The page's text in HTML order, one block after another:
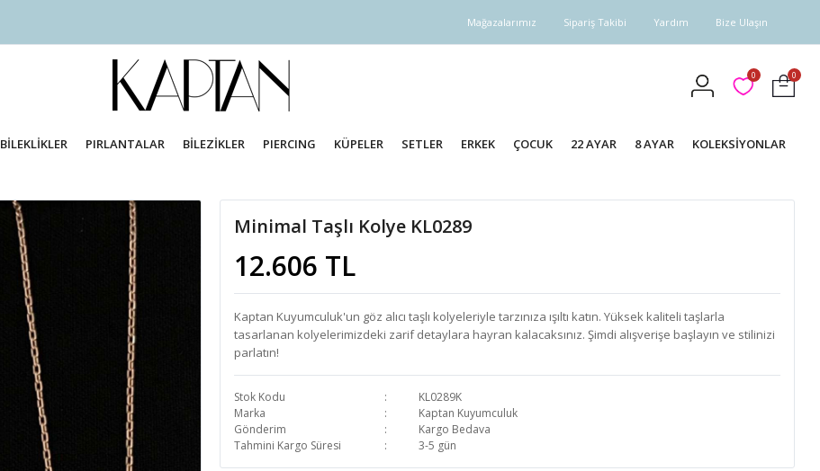
Mağazalarımız Sipariş Takibi Yardım Bize Ulaşın
0 0
BİLEKLİKLER PIRLANTALAR BİLEZİKLER PIERCING KÜPELER SETLER ERKEK ÇOCUK 22 AYAR 8 AYAR KOLEKSİYONLAR
Minimal Taşlı Kolye KL0289
12.606 TL
Kaptan Kuyumculuk'un göz alıcı taşlı kolyeleriyle tarzınıza ışıltı katın. Yüksek kaliteli taşlarla
tasarlanan kolyelerimizdeki zarif detaylara hayran kalacaksınız. Şimdi alışverişe başlayın ve stilinizi
parlatın!
Stok Kodu
KL0289K
Marka
Kaptan Kuyumculuk
Gönderim
Kargo Bedava
Tahmini Kargo Süresi
3-5 gün